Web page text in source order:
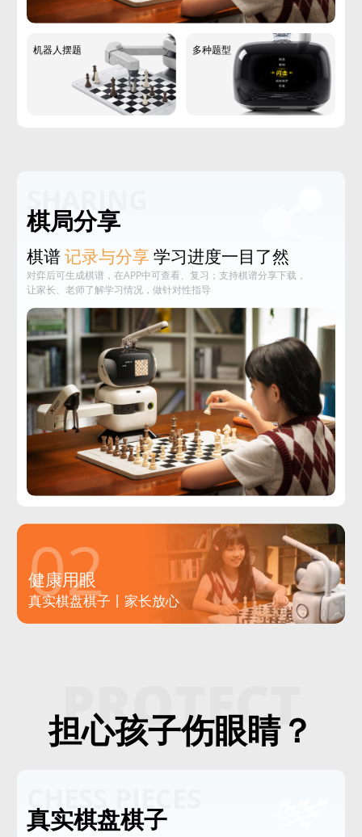
机器人摆题 多种题型
SHARING
棋局分享
棋谱记录与分享 学习进度一目了然
对弈后可生成棋谱，在APP中可查看、复习；支持棋谱分享下载，
让家长、老师了解学习情况，做针对性指导‌
02
健康用眼
真实棋盘棋子丨家长放心
PROTECT
担心孩子伤眼睛？
CHESS PIECES
真实棋盘棋子